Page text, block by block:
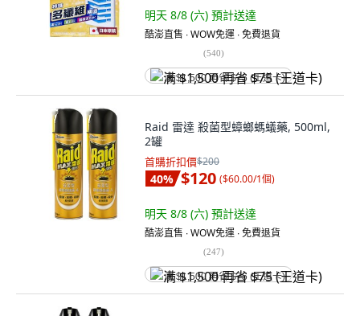
明天 8/8 (六) 預計送達
酷澎直售 ∙ WOW免運 ∙ 免費退貨
(540)
满 $1,500 再省 $75 (王道卡)
Raid 雷達 殺菌型蟑螂螞蟻藥, 500ml,
2罐
首購折扣價$200
40% $120 ($60.00/1個)
明天 8/8 (六) 預計送達
酷澎直售 ∙ WOW免運 ∙ 免費退貨
(247)
满 $1,500 再省 $75 (王道卡)